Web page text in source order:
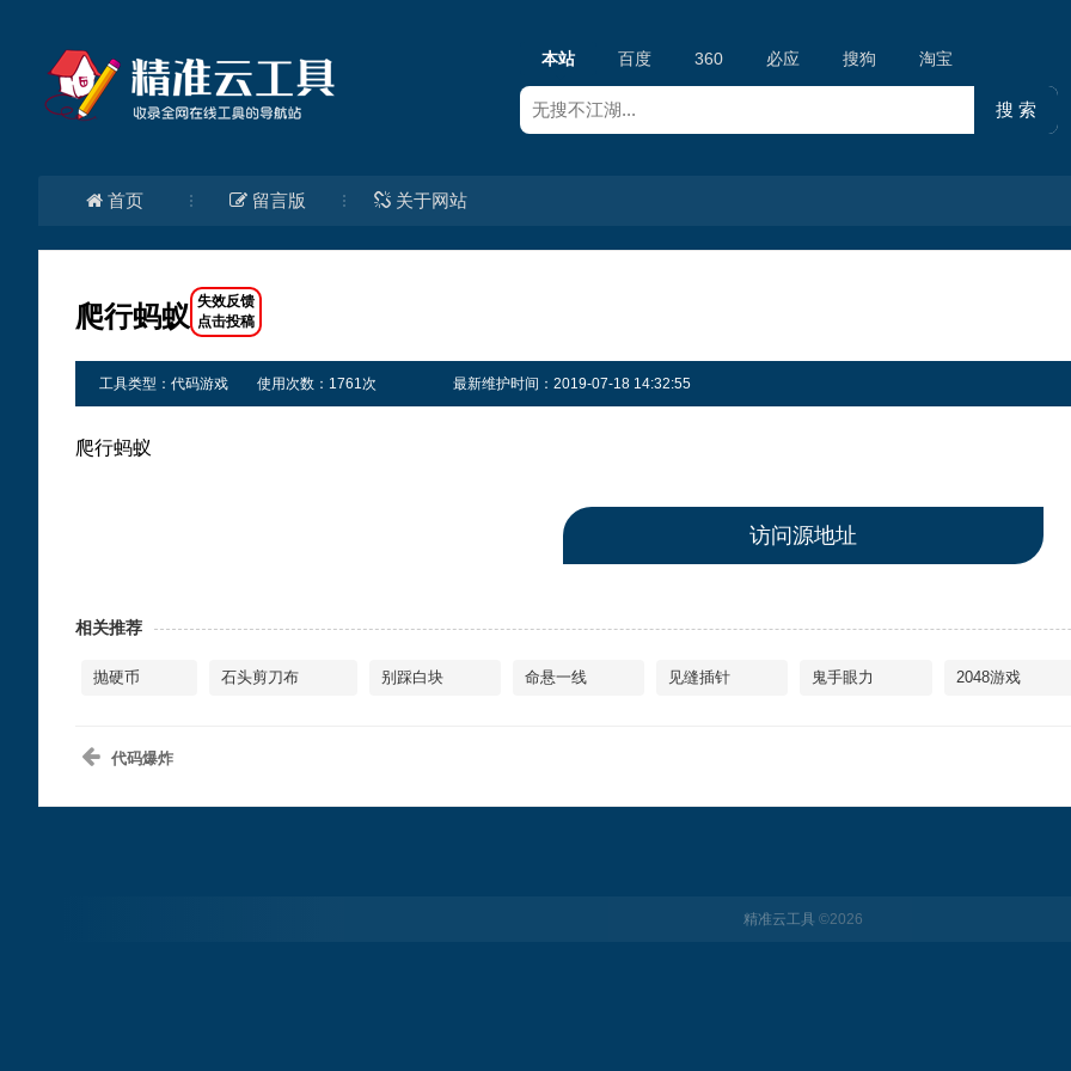
本站 百度 360 必应 搜狗 淘宝
首页 留言版 关于网站
爬行蚂蚁
工具类型：代码游戏 使用次数：1761次 最新维护时间：2019-07-18 14:32:55
爬行蚂蚁
访问源地址
相关推荐
抛硬币 石头剪刀布 别踩白块 命悬一线 见缝插针 鬼手眼力 2048游戏
代码爆炸
精准云工具 ©2026